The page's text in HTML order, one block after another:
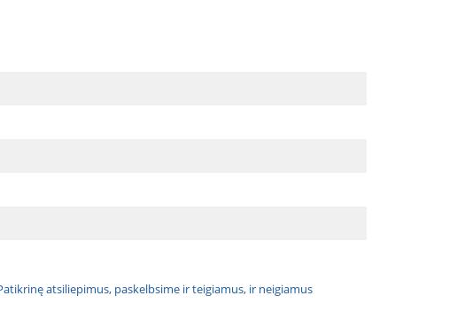
atsiliepimus, paskelbsime ir teigiamus, ir neigiamus